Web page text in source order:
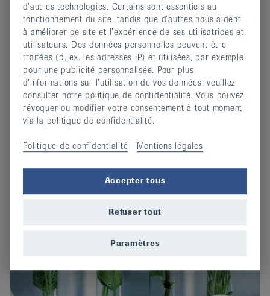
YOGA - à Vissoie
24 mars 2024
Mobilité, souplesse, respiration et relaxation
continuer
d’autres technologies. Certains sont essentiels au
fonctionnement du site, tandis que d’autres nous aident
à améliorer ce site et l’expérience de ses utilisatrices et
utilisateurs. Des données personnelles peuvent être
traitées (p. ex. les adresses IP) et utilisées, par exemple,
pour une publicité personnalisée. Pour plus
d’informations sur l’utilisation de vos données, veuillez
consulter notre politique de confidentialité. Vous pouvez
révoquer ou modifier votre consentement à tout moment
via la politique de confidentialité.
Politique de confidentialité Mentions légales
Accepter tous
Refuser tout
Paramètres